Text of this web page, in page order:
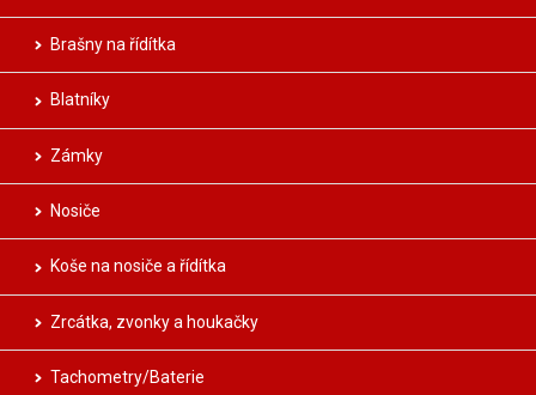
Brašny na řídítka
Blatníky
Zámky
Nosiče
Koše na nosiče a řídítka
Zrcátka, zvonky a houkačky
Tachometry/Baterie